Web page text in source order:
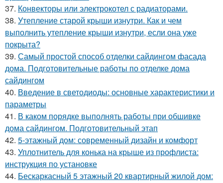
37. Конвекторы или электрокотел с радиаторами.
38. Утепление старой крыши изнутри. Как и чем
выполнить утепление крыши изнутри, если она уже
покрыта?
39. Самый простой способ отделки сайдингом фасада
дома. Подготовительные работы по отделке дома
сайдингом
40. Введение в светодиоды: основные характеристики и
параметры
41. В каком порядке выполнять работы при обшивке
дома сайдингом. Подготовительный этап
42. 5-этажный дом: современный дизайн и комфорт
43. Уплотнитель для конька на крыше из профлиста:
инструкция по установке
44. Бескаркасный 5 этажный 20 квартирный жилой дом: